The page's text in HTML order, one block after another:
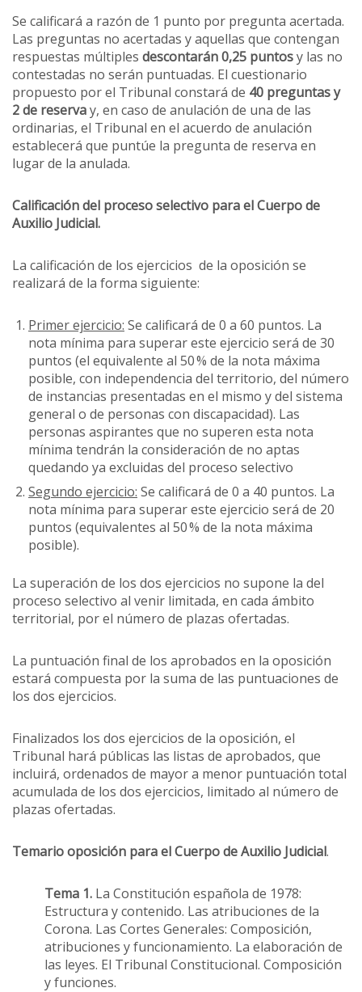
Se calificará a razón de 1 punto por pregunta acertada.
Las preguntas no acertadas y aquellas que contengan
respuestas múltiples descontarán 0,25 puntosy las no
contestadas no serán puntuadas. El cuestionario
propuesto por el Tribunal constará de 40 preguntas y
2 de reservay, en caso de anulación de una de las
ordinarias, el Tribunal en el acuerdo de anulación
establecerá que puntúe la pregunta de reserva en
lugar de la anulada.
Calificación del proceso selectivo para el Cuerpo de
Auxilio Judicial.
La calificación de los ejercicios de la oposición se
realizará de la forma siguiente:
Primer ejercicio: Se calificará de 0 a 60 puntos. La
nota mínima para superar este ejercicio será de 30
puntos (el equivalente al 50 % de la nota máxima
posible, con independencia del territorio, del número
de instancias presentadas en el mismo y del sistema
general o de personas con discapacidad). Las
personas aspirantes que no superen esta nota
mínima tendrán la consideración de no aptas
quedando ya excluidas del proceso selectivo
Segundo ejercicio: Se calificará de 0 a 40 puntos. La
nota mínima para superar este ejercicio será de 20
puntos (equivalentes al 50 % de la nota máxima
posible).
La superación de los dos ejercicios no supone la del
proceso selectivo al venir limitada, en cada ámbito
territorial, por el número de plazas ofertadas.
La puntuación final de los aprobados en la oposición
estará compuesta por la suma de las puntuaciones de
los dos ejercicios.
Finalizados los dos ejercicios de la oposición, el
Tribunal hará públicas las listas de aprobados, que
incluirá, ordenados de mayor a menor puntuación total
acumulada de los dos ejercicios, limitado al número de
plazas ofertadas.
Temario oposición para elCuerpo de Auxilio Judicial.
Tema 1. La Constitución española de 1978:
Estructura y contenido. Las atribuciones de la
Corona. Las Cortes Generales: Composición,
atribuciones y funcionamiento. La elaboración de
las leyes. El Tribunal Constitucional. Composición
y funciones.